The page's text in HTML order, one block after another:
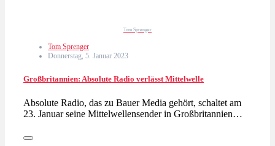
Tom Sprenger
Tom Sprenger
Donnerstag, 5. Januar 2023
Großbritannien: Absolute Radio verlässt Mittelwelle
Absolute Radio, das zu Bauer Media gehört, schaltet am
23. Januar seine Mittelwellensender in Großbritannien…